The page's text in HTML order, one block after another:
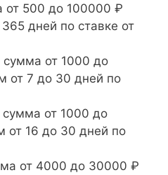
от 500 до 100000 ₽
дней по ставке от
сумма от 1000 до
от 7 до 30 дней по
сумма от 1000 до
от 16 до 30 дней по
от 4000 до 30000 ₽